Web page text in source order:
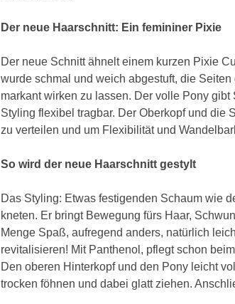
Der neue Haarschnitt: Ein femininer Pixie
Der neue Schnitt ähnelt einem kurzen Pixie
wurde schmal und weich abgestuft, die
markant wirken zu lassen. Der volle Pony
Styling flexibel tragbar. Der Oberkopf und die
zu verteilen und um Flexibilität und
So wird der neue Haarschnitt gestylt
Das Styling: Etwas festigenden Schaum wie
kneten. Er bringt Bewegung fürs Haar,
Menge Spaß, aufregend anders, natürlich
revitalisieren! Mit Panthenol, pflegt schon
Den oberen Hinterkopf und den Pony leicht
trocken föhnen und dabei glatt ziehen.